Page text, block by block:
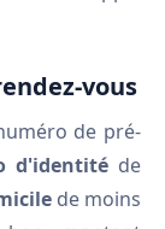
vous
de pré-
d'identitéde
de moins